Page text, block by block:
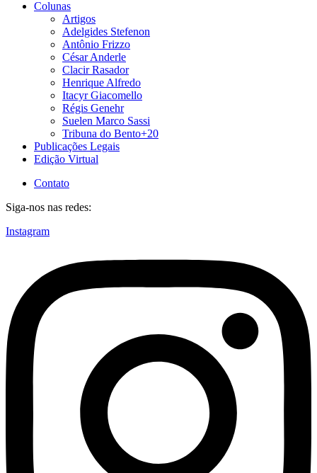
Colunas
Artigos
Adelgides Stefenon
Antônio Frizzo
César Anderle
Clacir Rasador
Henrique Alfredo
Itacyr Giacomello
Régis Genehr
Suelen Marco Sassi
Tribuna do Bento+20
Publicações Legais
Edição Virtual
Contato
Siga-nos nas redes:
Instagram